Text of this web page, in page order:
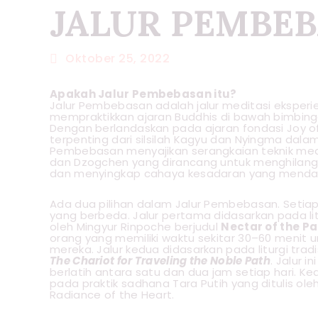
JALUR
Apakah Jalur Pembebasan itu?
Jalur Pembebasan adalah jalur meditasi
mempraktikkan ajaran Buddhis di bawah
Dengan berlandaskan pada ajaran fondasi Joy
terpenting dari silsilah Kagyu dan Nyingma
Pembebasan menyajikan serangkaian teknik
dan Dzogchen yang dirancang untuk
dan menyingkap cahaya kesadaran yang
Ada dua pilihan dalam Jalur Pembebasan.
yang berbeda. Jalur pertama didasarkan pada
oleh Mingyur Rinpoche berjudul Nectar of the
orang yang memiliki waktu sekitar 30–60 menit
mereka. Jalur kedua didasarkan pada liturgi
The Chariot for Traveling the Noble Path. Jalur
berlatih antara satu dan dua jam setiap hari.
pada praktik sadhana Tara Putih yang ditulis
Radiance of the Heart.